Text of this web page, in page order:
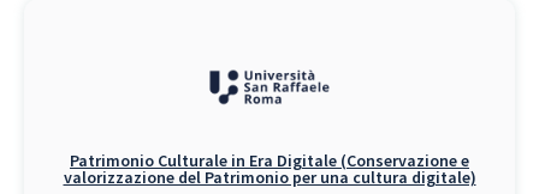
Patrimonio Culturale in Era Digitale (Conservazione e
valorizzazione del Patrimonio per una cultura digitale)